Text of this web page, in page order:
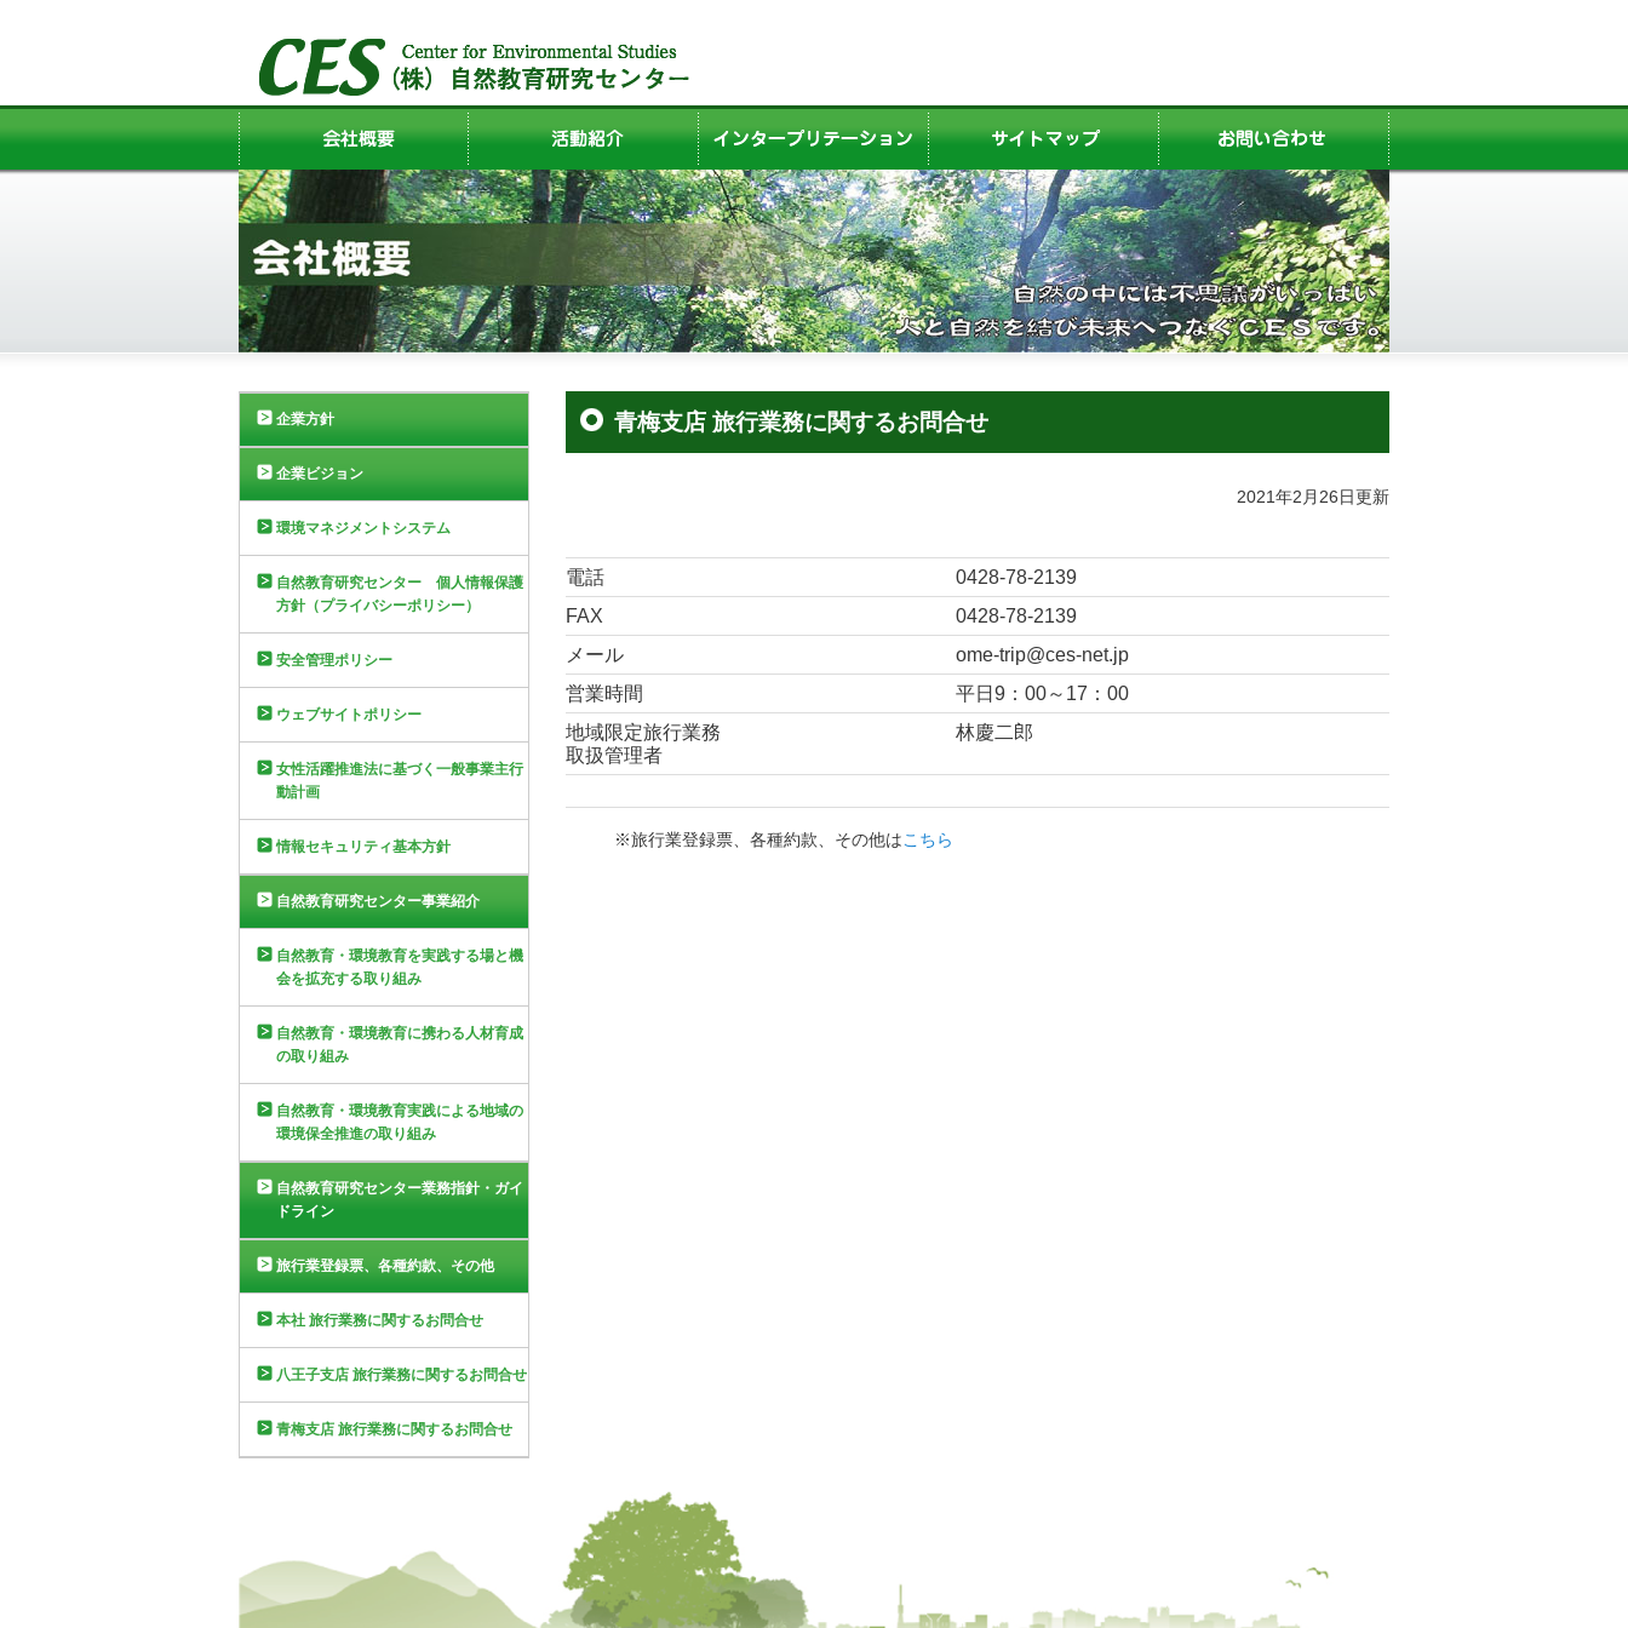
青梅支店 旅行業務に関するお問合せ
2021年2月26日更新
電話
0428-78-2139
FAX
0428-78-2139
メール
ome-trip@ces-net.jp
営業時間
平日9：00～17：00
地域限定旅行業務
取扱管理者
林慶二郎
※旅行業登録票、各種約款、その他はこちら
企業方針
企業ビジョン
環境マネジメントシステム
自然教育研究センター 個人情報保護
方針（プライバシーポリシー）
安全管理ポリシー
ウェブサイトポリシー
女性活躍推進法に基づく一般事業主行
動計画
情報セキュリティ基本方針
自然教育研究センター事業紹介
自然教育・環境教育を実践する場と機
会を拡充する取り組み
自然教育・環境教育に携わる人材育成
の取り組み
自然教育・環境教育実践による地域の
環境保全推進の取り組み
自然教育研究センター業務指針・ガイ
ドライン
旅行業登録票、各種約款、その他
本社 旅行業務に関するお問合せ
八王子支店 旅行業務に関するお問合せ
青梅支店 旅行業務に関するお問合せ